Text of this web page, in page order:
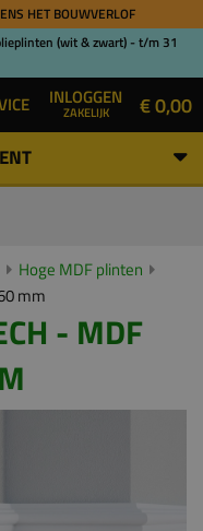
HET BOUWVERLOF
(wit & zwart) - t/m 31
INLOGGEN
ZAKELIJK € 0,00
Hoge MDF plinten
mm
- MDF